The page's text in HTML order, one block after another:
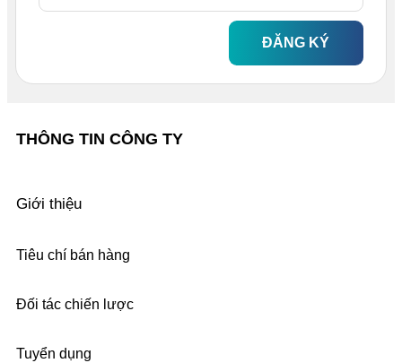
ĐĂNG KÝ
THÔNG TIN CÔNG TY
Giới thiệu
Tiêu chí bán hàng
Đối tác chiến lược
Tuyển dụng